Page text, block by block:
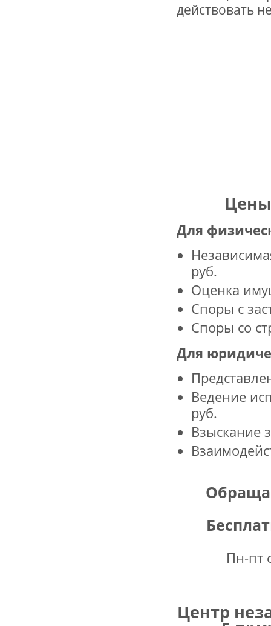
действовать
Для
руб.
Оценка
Споры с
Споры со
Для
Ведение
руб.
Взыскание
Пн-пт
Центр